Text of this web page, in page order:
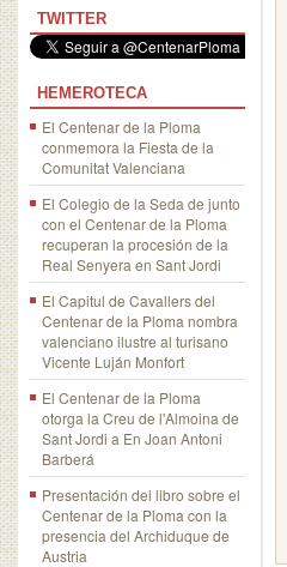
TWITTER
HEMEROTECA
El Centenar de la Ploma
conmemora la Fiesta de la
Comunitat Valenciana
El Colegio de la Seda de junto
con el Centenar de la Ploma
recuperan la procesión de la
Real Senyera en Sant Jordi
El Capitul de Cavallers del
Centenar de la Ploma nombra
valenciano ilustre al turisano
Vicente Luján Monfort
El Centenar de la Ploma
otorga la Creu de l'Almoina de
Sant Jordi a En Joan Antoni
Barberá
Presentación del libro sobre el
Centenar de la Ploma con la
presencia del Archiduque de
Austria